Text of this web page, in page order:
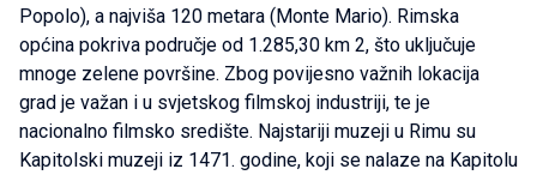
Popolo), a najviša 120 metara (Monte Mario). Rimska
općina pokriva područje od 1.285,30 km 2, što uključuje
mnoge zelene površine. Zbog povijesno važnih lokacija
grad je važan i u svjetskog filmskoj industriji, te je
nacionalno filmsko središte. Najstariji muzeji u Rimu su
Kapitolski muzeji iz 1471. godine, koji se nalaze na Kapitolu